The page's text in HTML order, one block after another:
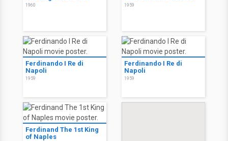
1960 1959
Ferdinando I Re di
Napoli
1959
Ferdinando I Re di
Napoli
1959
Ferdinand The 1st King
of Naples